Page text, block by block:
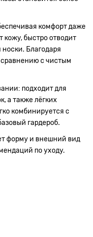
комфорт даже
кожу, быстро отводит
Благодаря
с чистым
подходит для
а также лёгких
комбинируется с
гардероб.
форму и внешний вид
по уходу.